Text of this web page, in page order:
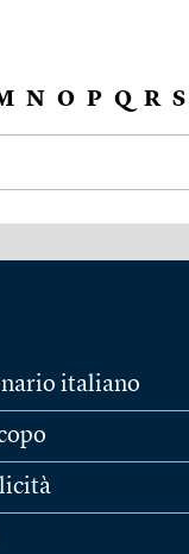
N O P Q R S
italiano